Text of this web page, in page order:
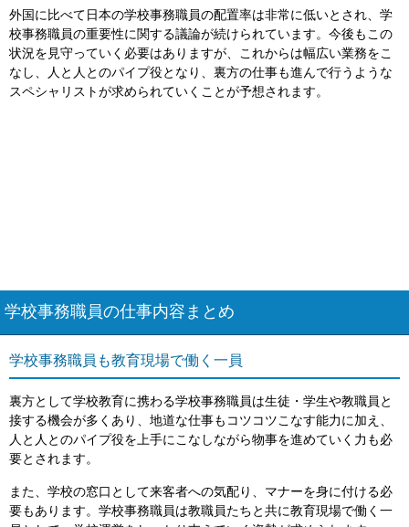
外国に比べて日本の学校事務職員の配置率は非常に低いとされ、学
校事務職員の重要性に関する議論が続けられています。今後もこの
状況を見守っていく必要はありますが、これからは幅広い業務をこ
なし、人と人とのパイプ役となり、裏方の仕事も進んで行うような
スペシャリストが求められていくことが予想されます。
学校事務職員の仕事内容まとめ
学校事務職員も教育現場で働く一員
裏方として学校教育に携わる学校事務職員は生徒・学生や教職員と
接する機会が多くあり、地道な仕事もコツコツこなす能力に加え、
人と人とのパイプ役を上手にこなしながら物事を進めていく力も必
要とされます。
また、学校の窓口として来客者への気配り、マナーを身に付ける必
要もあります。学校事務職員は教職員たちと共に教育現場で働く一